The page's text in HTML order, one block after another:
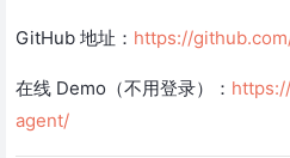
GitHub 地址： https://
在线 Demo（不用登录）：
agent/